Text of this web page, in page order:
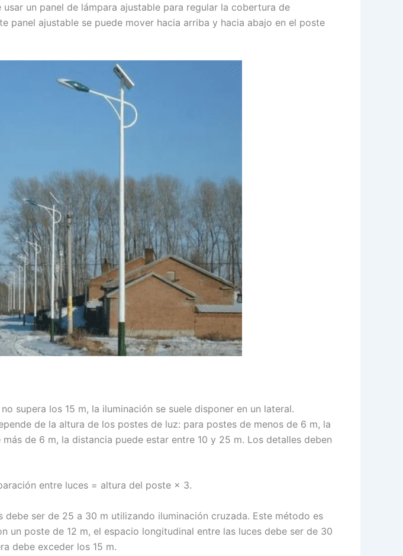
un panel de lámpara ajustable para regular la cobertura de
panel ajustable se puede mover hacia arriba y hacia abajo en el poste
supera los 15 m, la iluminación se suele disponer en un lateral.
de la altura de los postes de luz: para postes de menos de 6 m, la
de 6 m, la distancia puede estar entre 10 y 25 m. Los detalles deben
entre luces = altura del poste × 3.
ser de 25 a 30 m utilizando iluminación cruzada. Este método es
un poste de 12 m, el espacio longitudinal entre las luces debe ser de 30
debe exceder los 15 m.